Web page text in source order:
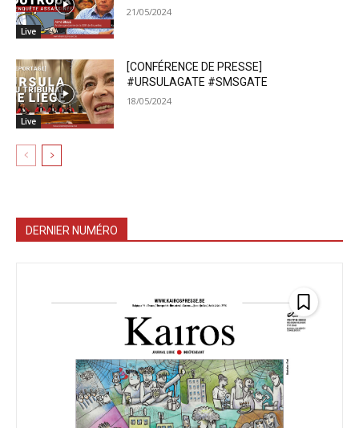
Live
21/05/2024
Live
[CONFÉRENCE DE PRESSE]
#URSULAGATE #SMSGATE
18/05/2024
DERNIER NUMÉRO